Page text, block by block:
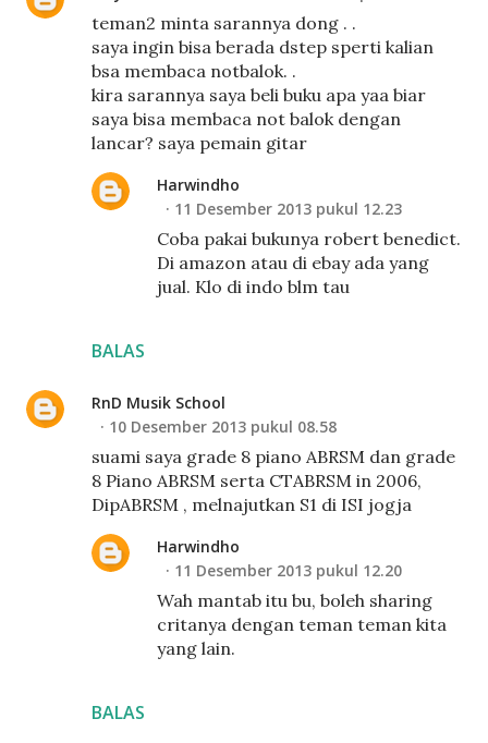
teman2 minta sarannya dong . .
saya ingin bisa berada dstep sperti kalian
bsa membaca notbalok. .
kira sarannya saya beli buku apa yaa biar
saya bisa membaca not balok dengan
lancar? saya pemain gitar
BALAS
Harwindho
11 Desember 2013 pukul 12.23
Coba pakai bukunya robert benedict.
Di amazon atau di ebay ada yang
jual. Klo di indo blm tau
RnD Musik School
10 Desember 2013 pukul 08.58
suami saya grade 8 piano ABRSM dan grade
8 Piano ABRSM serta CTABRSM in 2006,
DipABRSM , melnajutkan S1 di ISI jogja
BALAS
Harwindho
11 Desember 2013 pukul 12.20
Wah mantab itu bu, boleh sharing
critanya dengan teman teman kita
yang lain.